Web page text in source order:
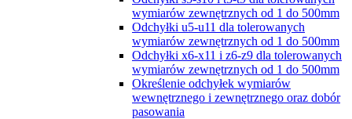
wymiarów zewnętrznych od 1 do 500mm
Odchyłki u5-u11 dla tolerowanych
wymiarów zewnętrznych od 1 do 500mm
Odchyłki x6-x11 i z6-z9 dla tolerowanych
wymiarów zewnętrznych od 1 do 500mm
Określenie odchyłek wymiarów
wewnętrznego i zewnętrznego oraz dobór
pasowania